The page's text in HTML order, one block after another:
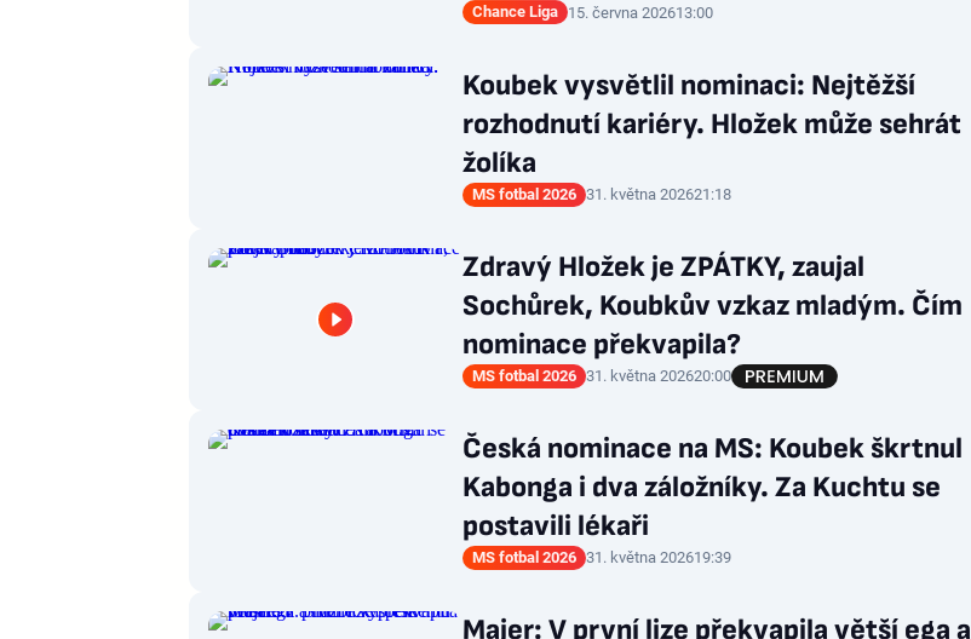
Chance Liga 15. června 202613:00
Koubek vysvětlil nominaci: Nejtěžší
rozhodnutí kariéry. Hložek může sehrát
žolíka
MS fotbal 2026 31. května 202621:18
Zdravý Hložek je ZPÁTKY, zaujal
Sochůrek, Koubkův vzkaz mladým. Čím
nominace překvapila?
MS fotbal 2026 31. května 202620:00
Česká nominace na MS: Koubek škrtnul
Kabonga i dva záložníky. Za Kuchtu se
postavili lékaři
MS fotbal 2026 31. května 202619:39
Majer: V první lize překvapila větší ega a